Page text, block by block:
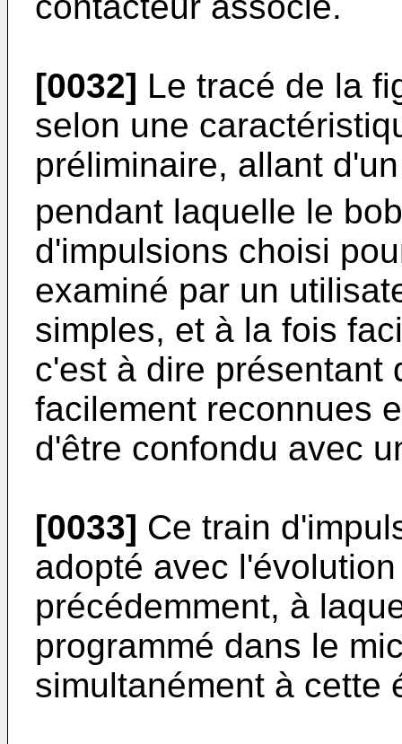
[0032] Le tracé de la
selon une
préliminaire, allant
pendant laquelle le
d'impulsions choisi
examiné par un
simples, et à la fois
c'est à dire présentant
facilement reconnues
d'être confondu avec
[0033] Ce train
adopté avec
précédemment, à
programmé dans le
simultanément à cette